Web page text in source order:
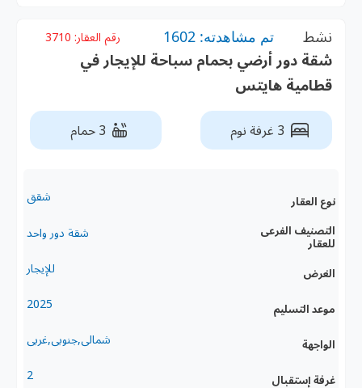
نشط تم مشاهدته: 1602 رقم العقار: 3710
شقة دور أرضي بحمام سباحة للإيجار في
قطامية هايتس
3 غرفة نوم 3 حمام
نوع العقار شقق
التصنيف الفرعى
للعقار
شقة دور واحد
الغرض للإيجار
موعد التسليم 2025
الواجهة شمالى,جنوبى,غربى
غرفة إستقبال 2